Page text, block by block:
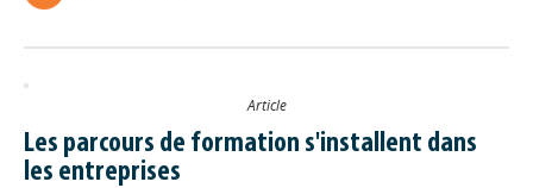
Article
Les parcours de formation s'installent dans
les entreprises